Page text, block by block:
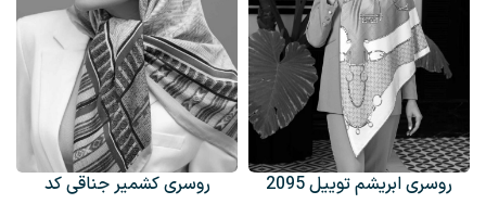
+3
روسری ابریشم توییل 2095
روسری کشمیر جناقی کد